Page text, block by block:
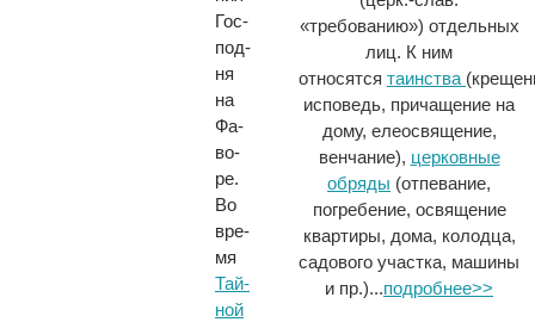
Гос­
под­
ня
на
Фа­
во­
ре.
Во
вре­
мя
Тай­
ной
«требованию») отдельных
лиц. К ним
относятся таинства
исповедь, причащение на
дому, елеосвящение,
венчание), церковные
обряды (отпевание,
погребение, освящение
квартиры, дома, колодца,
садового участка, машины
и пр.)...подробнее>>